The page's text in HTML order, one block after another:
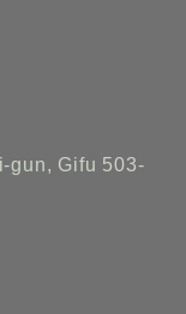
gun, Gifu 503-